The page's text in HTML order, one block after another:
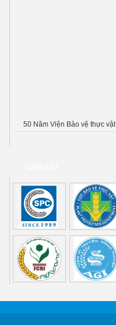
50 Năm Viện Bảo vệ thực vật